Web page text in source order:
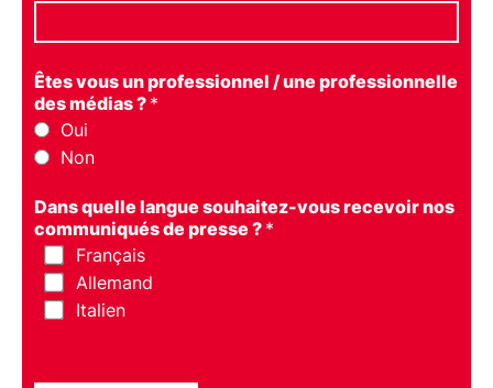
Êtes vous un professionnel / une professionnelle
des médias ? *
Oui
Non
Dans quelle langue souhaitez-vous recevoir nos
communiqués de presse ? *
Français
Allemand
Italien